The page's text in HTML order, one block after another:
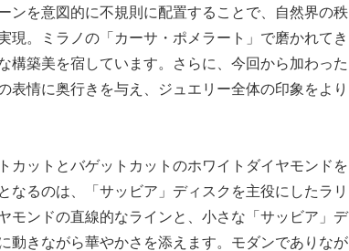
ンを意図的に不規則に配置することで、自然界の秩
現。ミラノの「カーサ・ポメラート」で磨かれてき
構築美を宿しています。さらに、今回から加わった
表情に奥行きを与え、ジュエリー全体の印象をより
カットとバゲットカットのホワイトダイヤモンドを
なるのは、「サッビア」ディスクを主役にしたラリ
モンドの直線的なラインと、小さな「サッビア」デ
動きながら華やかさを添えます。モダンでありなが